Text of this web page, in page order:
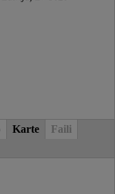
Karte
Faili